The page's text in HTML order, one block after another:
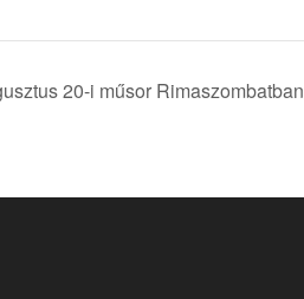
20-i műsor Rimaszombatban